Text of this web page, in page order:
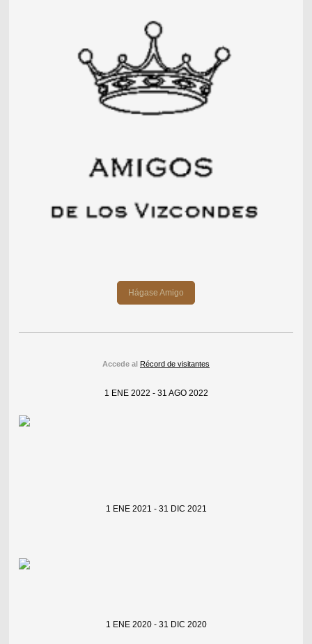
Hágase Amigo
Accede al Récord de visitantes
1 ENE 2022 - 31 AGO 2022
1 ENE 2021 - 31 DIC 2021
1 ENE 2020 - 31 DIC 2020